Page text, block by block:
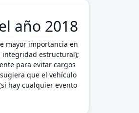
año 2018
mayor importancia en
integridad estructural);
para evitar cargos
que el vehículo
hay cualquier evento